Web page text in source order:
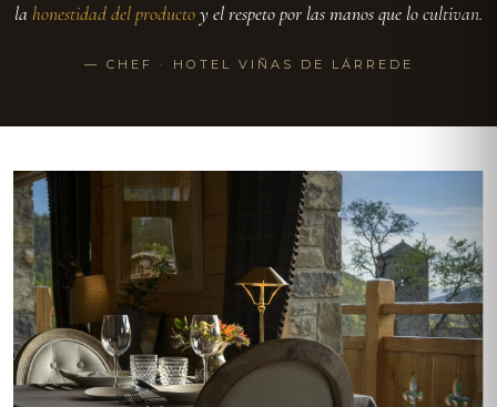
la honestidad del productoy el respeto por las manos que lo cultivan.
— CHEF · HOTEL VIÑAS DE LÁRREDE